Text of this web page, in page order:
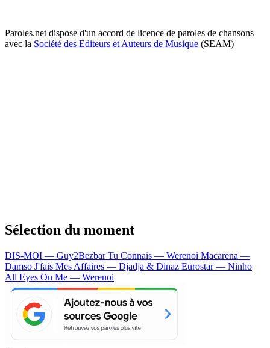
Paroles.net dispose d'un accord de licence de paroles de chansons
avec la Société des Editeurs et Auteurs de Musique (SEAM)
Sélection du moment
DIS-MOI — Guy2BezbarTu Connais — Werenoi Macarena —
Damso J'fais Mes Affaires — Djadja & Dinaz Eurostar — Ninho
All Eyes On Me — Werenoi